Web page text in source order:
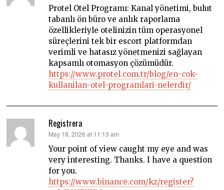
Protel Otel Programı: Kanal yönetimi, bulut
tabanlı ön büro ve anlık raporlama
özellikleriyle otelinizin tüm operasyonel
süreçlerini tek bir escort platformdan
verimli ve hatasız yönetmenizi sağlayan
kapsamlı otomasyon çözümüdür.
https://www.protel.com.tr/blog/en-cok-
kullanilan-otel-programlari-nelerdir/
Registrera
says:
May 18, 2026 at 11:13 am
Your point of view caught my eye and was
very interesting. Thanks. I have a question
for you.
https://www.binance.com/kz/register?